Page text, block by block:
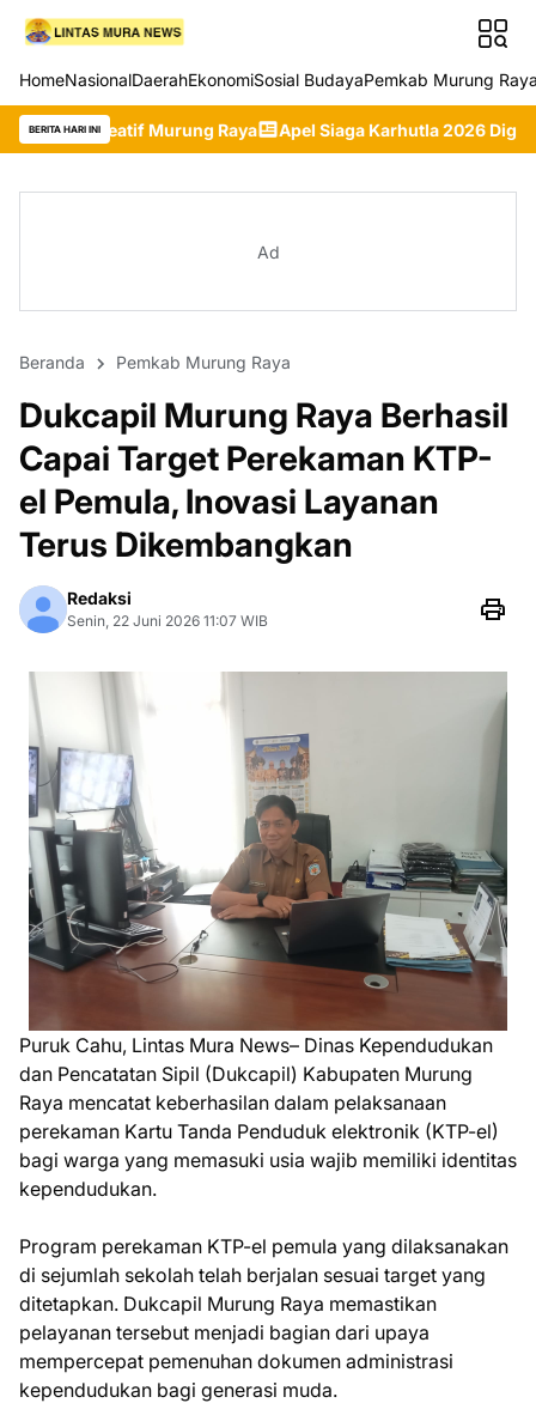
HomeNasionalDaerahEkonomiSosial BudayaPemkab Murung
BERITA HARI INI
Raya Apel Siaga Karhutla 2026 Digelar, Pemkab
Ad
Beranda Pemkab Murung Raya
Dukcapil Murung Raya Berhasil
Capai Target Perekaman KTP-
el Pemula, Inovasi Layanan
Terus Dikembangkan
Redaksi
Senin, 22 Juni 2026 11:07 WIB
Puruk Cahu, Lintas Mura News– Dinas Kependudukan
dan Pencatatan Sipil (Dukcapil) Kabupaten Murung
Raya mencatat keberhasilan dalam pelaksanaan
perekaman Kartu Tanda Penduduk elektronik (KTP-el)
bagi warga yang memasuki usia wajib memiliki identitas
kependudukan.
Program perekaman KTP-el pemula yang dilaksanakan
di sejumlah sekolah telah berjalan sesuai target yang
ditetapkan. Dukcapil Murung Raya memastikan
pelayanan tersebut menjadi bagian dari upaya
mempercepat pemenuhan dokumen administrasi
kependudukan bagi generasi muda.